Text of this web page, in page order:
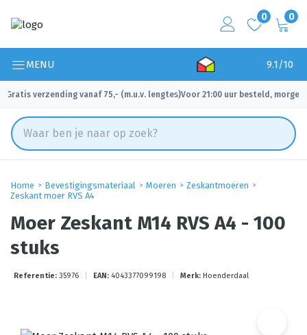
0 0
MENU 9.1/10
Gratis verzending vanaf 75,- (m.u.v. lengtes)
✓ Voor 21:00 uur besteld, morgen
Home Bevestigingsmateriaal Moeren
Zeskantmoeren
Zeskant moer RVS A4
Moer Zeskant M14 RVS A4 - 100
stuks
Referentie: 35976 EAN: 4043377099198 Merk: Hoenderdaal